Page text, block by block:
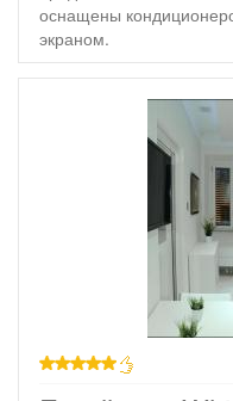
оснащены
экраном.